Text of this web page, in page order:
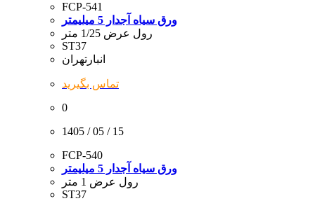
FCP-541
ورق سیاه آجدار 5 میلیمتر
رول عرض 1/25 متر
ST37
انبارتهران
تماس بگیرید
0
1405 / 05 / 15
FCP-540
ورق سیاه آجدار 5 میلیمتر
رول عرض 1 متر
ST37